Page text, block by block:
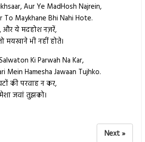
Aur Ye MadHosh Najrein,
To Maykhane Bhi Nahi Hote.
ये मदहोश नज़रें,
भी नहीं होते।
Ki Parwah Na Kar,
Mein Hamesha Jawaan Tujhko.
की परवाह न कर,
जवां तुझको।
Next »